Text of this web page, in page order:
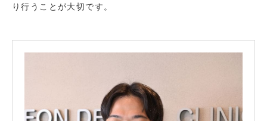
り行うことが大切です。